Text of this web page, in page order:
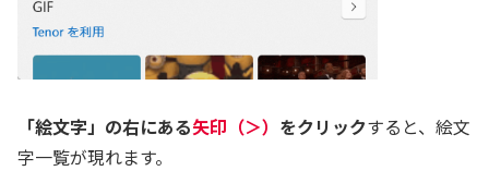
「絵文字」の右にある矢印（＞） をクリックすると、絵文
字一覧が現れます。